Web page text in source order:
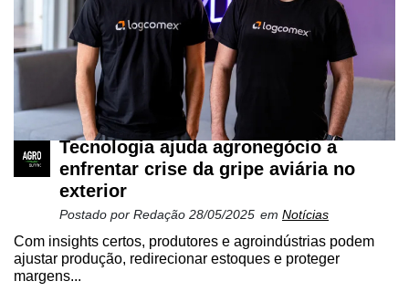
Cadastre-
se
conta
Notícias
Destaque
Mercado
Tecnologia ajuda agronegócio a
enfrentar crise da gripe aviária no
exterior
Postado por Redação 28/05/2025 em Notícias
Com insights certos, produtores e agroindústrias podem
ajustar produção, redirecionar estoques e proteger
margens...